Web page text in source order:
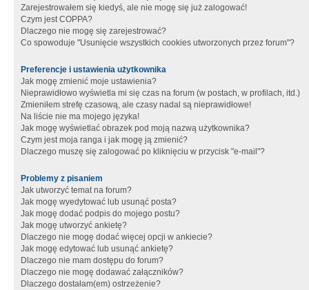
Zarejestrowałem się kiedyś, ale nie mogę się już zalogować!
Czym jest COPPA?
Dlaczego nie mogę się zarejestrować?
Co spowoduje "Usunięcie wszystkich cookies utworzonych przez forum"?
Preferencje i ustawienia użytkownika
Jak mogę zmienić moje ustawienia?
Nieprawidłowo wyświetla mi się czas na forum (w postach, w profilach, itd.)
Zmieniłem strefę czasową, ale czasy nadal są nieprawidłowe!
Na liście nie ma mojego języka!
Jak mogę wyświetlać obrazek pod moją nazwą użytkownika?
Czym jest moja ranga i jak mogę ją zmienić?
Dlaczego muszę się zalogować po kliknięciu w przycisk "e-mail"?
Problemy z pisaniem
Jak utworzyć temat na forum?
Jak mogę wyedytować lub usunąć posta?
Jak mogę dodać podpis do mojego postu?
Jak mogę utworzyć ankietę?
Dlaczego nie mogę dodać więcej opcji w ankiecie?
Jak mogę edytować lub usunąć ankietę?
Dlaczego nie mam dostępu do forum?
Dlaczego nie mogę dodawać załączników?
Dlaczego dostałam(em) ostrzeżenie?